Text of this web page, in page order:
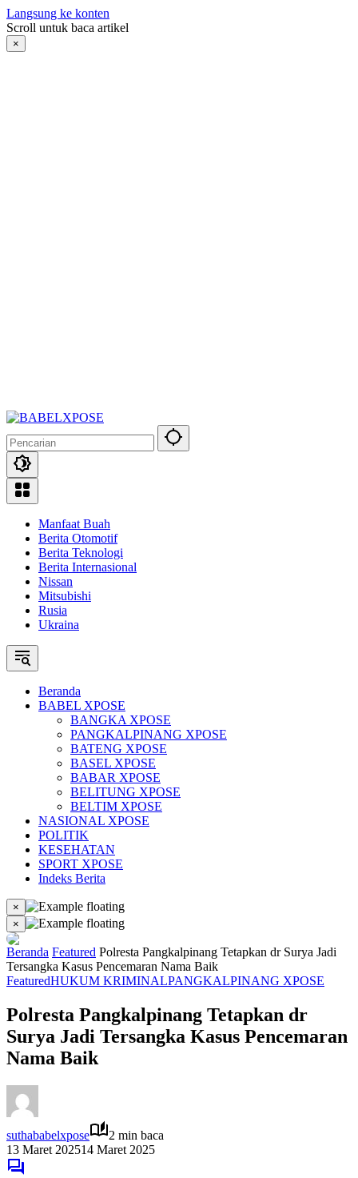
Langsung ke konten
Scroll untuk baca artikel
×
Manfaat Buah
Berita Otomotif
Berita Teknologi
Berita Internasional
Nissan
Mitsubishi
Rusia
Ukraina
Beranda
BABEL XPOSE
BANGKA XPOSE
PANGKALPINANG XPOSE
BATENG XPOSE
BASEL XPOSE
BABAR XPOSE
BELITUNG XPOSE
BELTIM XPOSE
NASIONAL XPOSE
POLITIK
KESEHATAN
SPORT XPOSE
Indeks Berita
×
×
Beranda Featured Polresta Pangkalpinang Tetapkan dr Surya Jadi
Tersangka Kasus Pencemaran Nama Baik
FeaturedHUKUM KRIMINALPANGKALPINANG XPOSE
Polresta Pangkalpinang Tetapkan dr
Surya Jadi Tersangka Kasus Pencemaran
Nama Baik
suthababelxpose
2 min baca
13 Maret 202514 Maret 2025